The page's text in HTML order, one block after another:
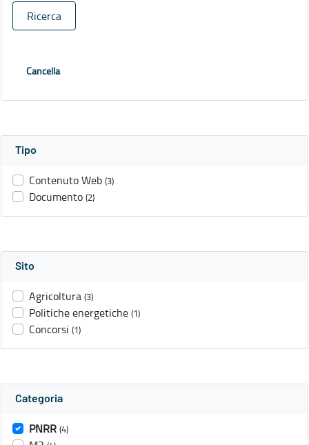
Ricerca
Cancella
Tipo
Contenuto Web (3)
Documento (2)
Sito
Agricoltura (3)
Politiche energetiche (1)
Concorsi (1)
Categoria
PNRR (4)